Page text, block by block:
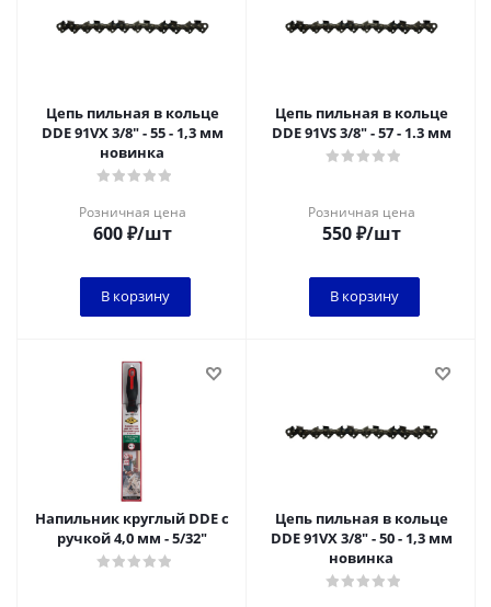
Цепь пильная в кольце
DDE 91VX 3/8" - 55 - 1,3 мм
новинка
Розничная цена
600₽/шт
В корзину
Цепь пильная в кольце
DDE 91VS 3/8" - 57 - 1.3 мм
Розничная цена
550₽/шт
В корзину
Напильник круглый DDE с
ручкой 4,0 мм - 5/32"
Цепь пильная в кольце
DDE 91VX 3/8" - 50 - 1,3 мм
новинка